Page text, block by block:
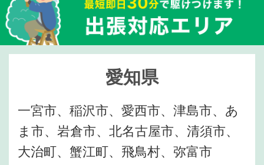
愛知県
一宮市、稲沢市、愛西市、津島市、あ
ま市、岩倉市、北名古屋市、清須市、
大治町、蟹江町、飛鳥村、弥富市